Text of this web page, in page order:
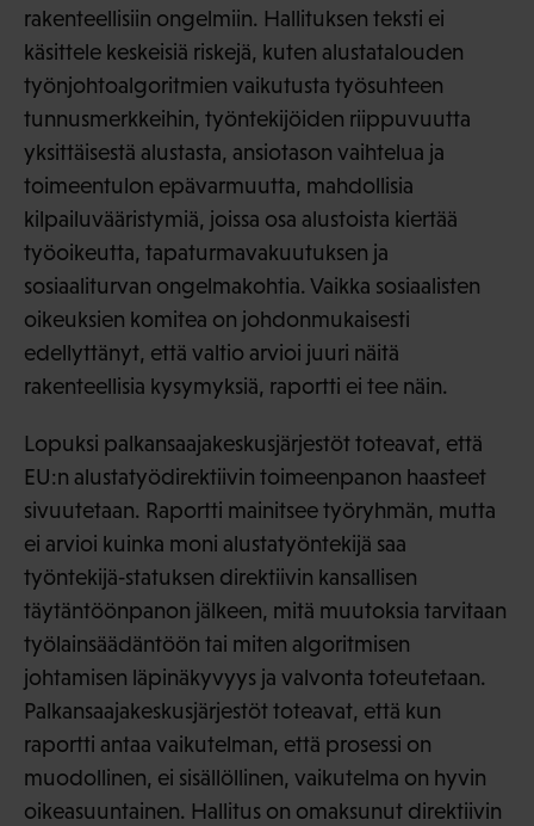
rakenteellisiin ongelmiin. Hallituksen teksti ei
käsittele keskeisiä riskejä, kuten alustatalouden
työnjohtoalgoritmien vaikutusta työsuhteen
tunnusmerkkeihin, työntekijöiden riippuvuutta
yksittäisestä alustasta, ansiotason vaihtelua ja
toimeentulon epävarmuutta, mahdollisia
kilpailuvääristymiä, joissa osa alustoista kiertää
työoikeutta, tapaturmavakuutuksen ja
sosiaaliturvan ongelmakohtia. Vaikka sosiaalisten
oikeuksien komitea on johdonmukaisesti
edellyttänyt, että valtio arvioi juuri näitä
rakenteellisia kysymyksiä, raportti ei tee näin.
Lopuksi palkansaajakeskusjärjestöt toteavat, että
EU:n alustatyödirektiivin toimeenpanon haasteet
sivuutetaan. Raportti mainitsee työryhmän, mutta
ei arvioi kuinka moni alustatyöntekijä saa
työntekijä‑statuksen direktiivin kansallisen
täytäntöönpanon jälkeen, mitä muutoksia tarvitaan
työlainsäädäntöön tai miten algoritmisen
johtamisen läpinäkyvyys ja valvonta toteutetaan.
Palkansaajakeskusjärjestöt toteavat, että kun
raportti antaa vaikutelman, että prosessi on
muodollinen, ei sisällöllinen, vaikutelma on hyvin
oikeasuuntainen. Hallitus on omaksunut direktiivin